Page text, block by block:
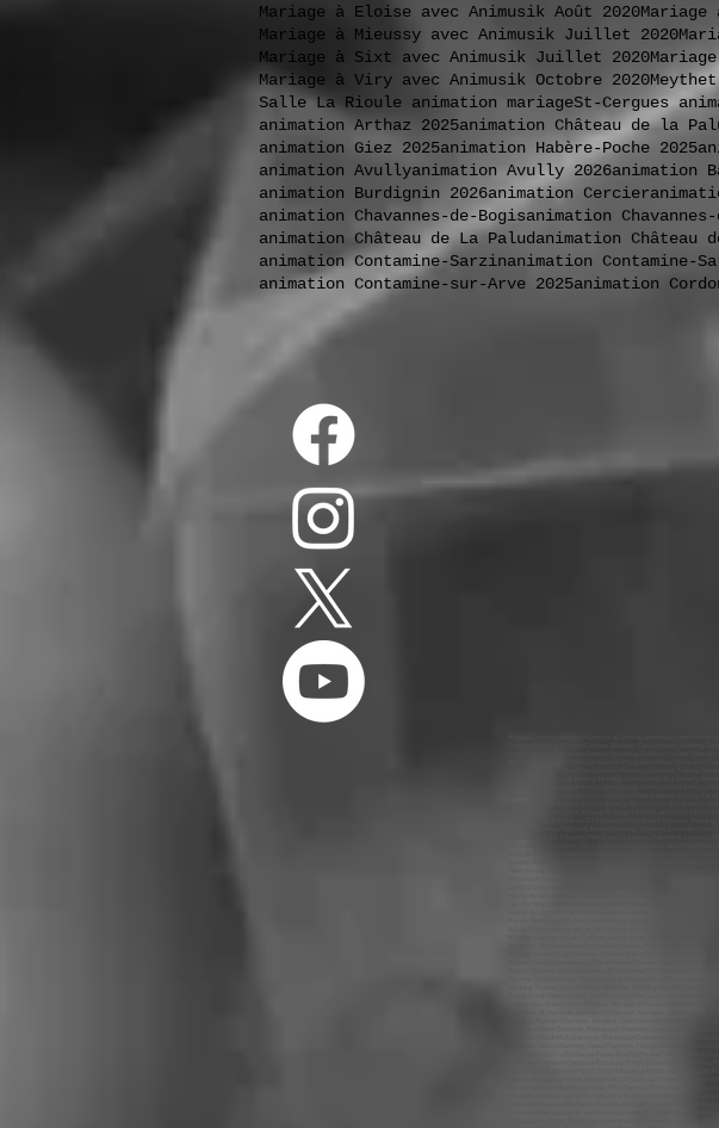
Mariage à Eloise avec Animusik Août 2020Mariage
Mariage à Mieussy avec Animusik Juillet 2020
Mariage à Sixt avec Animusik Juillet 2020
Mariage à Viry avec Animusik Octobre 2020
Salle La Rioule animation mariageSt-Cergues
animation Arthaz 2025animation Château de la
animation Giez 2025animation Habère-Poche 2025
animation Avullyanimation Avully 2026animation
animation Burdignin 2026animation Cercier
animation Chavannes-de-Bogisanimation
animation Château de La Paludanimation Château
animation Contamine-Sarzinanimation Contamine-
animation Contamine-sur-Arve 2025animation